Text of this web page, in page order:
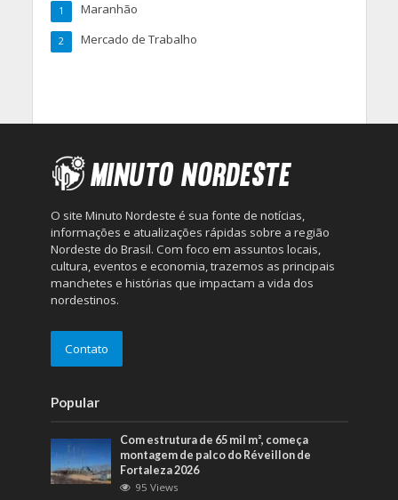
Maranhão
1
Mercado de Trabalho
2
O site Minuto Nordeste é sua fonte de notícias,
informações e atualizações rápidas sobre a região
Nordeste do Brasil. Com foco em assuntos locais,
cultura, eventos e economia, trazemos as principais
manchetes e histórias que impactam a vida dos
nordestinos.
Contato
Popular
Com estrutura de 65 mil m², começa
montagem de palco do Réveillon de
Fortaleza 2026
95 Views